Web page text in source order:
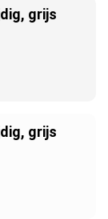
grijs
grijs